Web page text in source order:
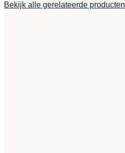
Bekijk alle gerelateerde producten